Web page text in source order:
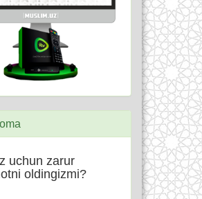
uchun zarur
oldingizmi?